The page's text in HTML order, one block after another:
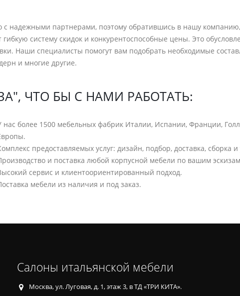
надежными партнерами, поэтому обратившись в нашу
систему скидок и конкурентоспособные цены. Это
Наши специалисты помогут вам подобрать необходимые
и многие другие.
ЧТО БЫ С НАМИ РАБОТАТЬ:
нас более 1500 мебельных фабрик Италии, Испании, Франции,
предоставляемых услуг: дизайн, подбор, доставка, сборка и
и поставка любой корпусной мебели по вашим
сервис и клиентоориентированный подход.
мебели из наличия и под заказ.
Салоны итальянской мебели
Москва, ул. Луговая, д. 1, этаж 3, в ТД «ТРИ КИТА».